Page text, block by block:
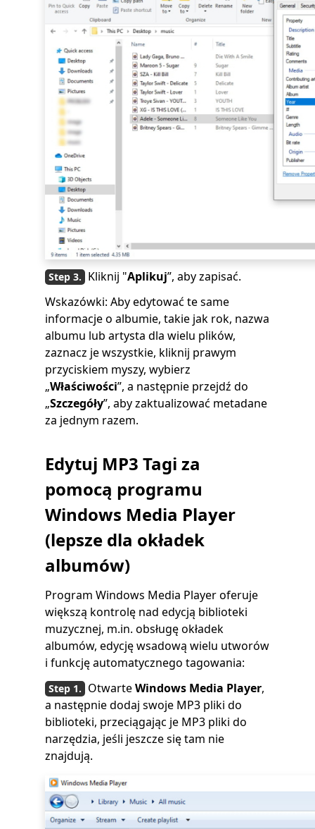
Kliknij "Aplikuj”, aby zapisać.
Wskazówki: Aby edytować te same
informacje o albumie, takie jak rok, nazwa
albumu lub artysta dla wielu plików,
zaznacz je wszystkie, kliknij prawym
przyciskiem myszy, wybierz
„Właściwości”, a następnie przejdź do
„Szczegóły”, aby zaktualizować metadane
za jednym razem.
Edytuj MP3 Tagi za
pomocą programu
Windows Media Player
(lepsze dla okładek
albumów)
Program Windows Media Player oferuje
większą kontrolę nad edycją biblioteki
muzycznej, m.in. obsługę okładek
albumów, edycję wsadową wielu utworów
i funkcję automatycznego tagowania:
OtwarteWindows Media Player,
a następnie dodaj swoje MP3 pliki do
biblioteki, przeciągając je MP3 pliki do
narzędzia, jeśli jeszcze się tam nie
znajdują.